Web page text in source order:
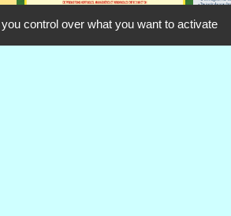
control over what you want to activate